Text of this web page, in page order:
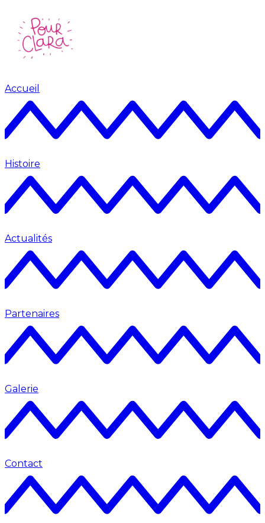
Accueil
Histoire
Actualités
Partenaires
Galerie
Contact